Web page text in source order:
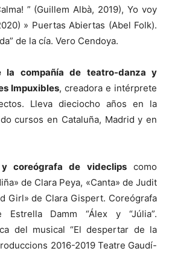
” (Guillem Albà, 2019), Yo voy
» Puertas Abiertas (Abel Folk).
de la cía. Vero Cendoya.
la compañía de teatro-danza y
Impuxibles, creadora e intérprete
Lleva dieciocho años en la
cursos en Cataluña, Madrid y en
coreógrafa de videclipscomo
de Clara Peya, «Canta» de Judit
Girl» de Clara Gispert. Coreógrafa
Damm “Álex y “Júlia”.
del musical “El despertar de la
2016-2019 Teatre Gaudí-